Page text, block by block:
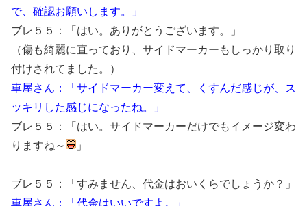
で、確認お願いします。」
ブレ５５：「はい。ありがとうございます。」
（傷も綺麗に直っており、サイドマーカーもしっかり取り
付けされてました。）
車屋さん：「サイドマーカー変えて、くすんだ感じが、ス
ッキリした感じになったね。」
ブレ５５：「はい。サイドマーカーだけでもイメージ変わ
りますね～
」
ブレ５５：「すみません、代金はおいくらでしょうか？」
車屋さん：「代金はいいですよ。」